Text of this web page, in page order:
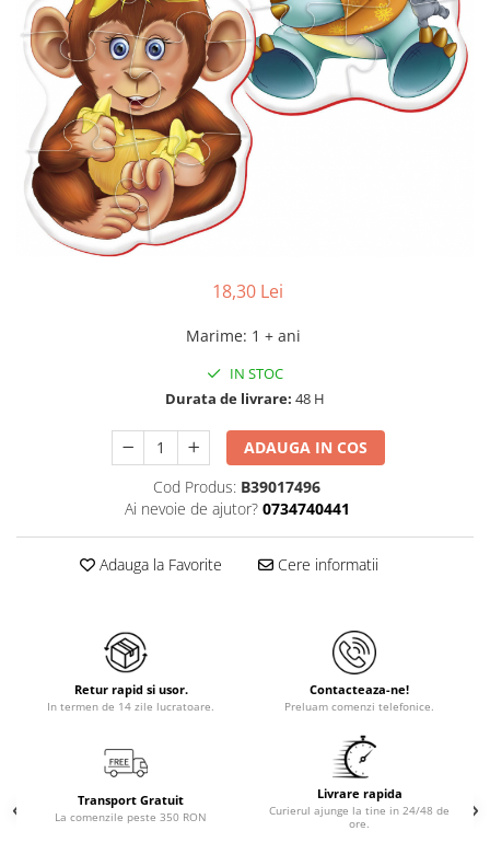
18,30 Lei
Marime: 1 + ani
IN STOC
Durata de livrare: 48 H
ADAUGA IN COS
Cod Produs: B39017496
Ai nevoie de ajutor? 0734740441
Adauga la Favorite Cere informatii
Retur rapid si usor.
In termen de 14 zile lucratoare.
Contacteaza-ne!
Preluam comenzi telefonice.
Transport Gratuit
La comenzile peste 350 RON
Livrare rapida
Curierul ajunge la tine in 24/48 de
ore.